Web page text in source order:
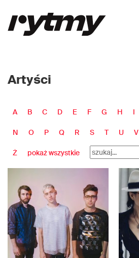
Artyści
A B C D E F G H I
N O P Q R S T U V
Ż pokaż wszystkie